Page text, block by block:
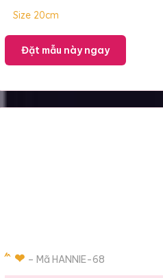
Size 20cm
Đặt mẫu này ngay
́ ́ ̂ ❤ – Mã HANNIE-68